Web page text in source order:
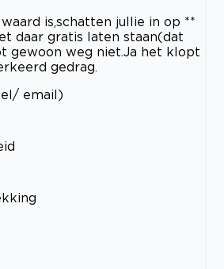
is,schatten jullie in op **
daar gratis laten staan(dat
gewoon weg niet.Ja het klopt
gedrag.
email)